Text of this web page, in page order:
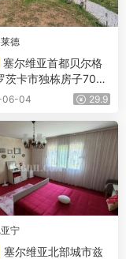
德
塞尔维亚首都贝尔格
茨卡市独栋房子700
万欧
06-04 29.9
宁
塞尔维亚北部城市兹